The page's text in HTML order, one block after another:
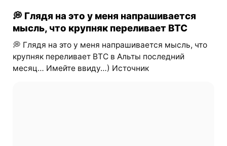
💭 Глядя на это у меня напрашивается
мысль, что крупняк переливает BTC
💭 Глядя на это у меня напрашивается мысль, что
крупняк переливает BTC в Альты последний
месяц… Имейте ввиду…) Источник